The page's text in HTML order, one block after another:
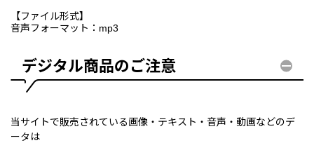
【ファイル形式】
音声フォーマット：mp3
デジタル商品のご注意
当サイトで販売されている画像・テキスト・音声・動画などのデ
ータは